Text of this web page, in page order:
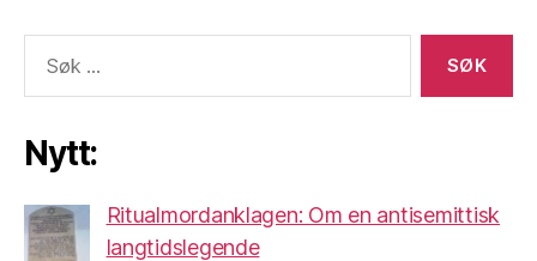
etter:
Nytt:
Ritualmordanklagen: Om en antisemittisk
langtidslegende